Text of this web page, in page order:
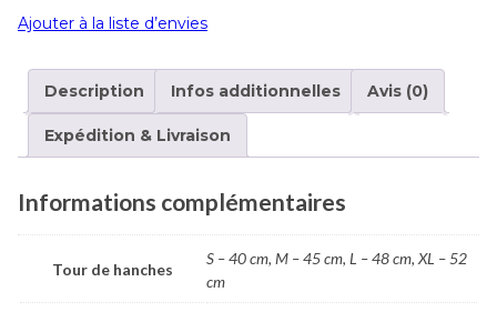
Ajouter à la liste d’envies
Description Infos additionnelles Avis (0)
Expédition & Livraison
Informations complémentaires
Tour de hanches
S – 40 cm, M – 45 cm, L – 48 cm, XL – 52
cm